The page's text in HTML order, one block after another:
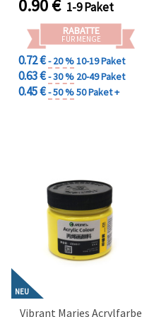
0.90€ 1-9 Paket
RABATTE
FÜR MENGE
0.72 €- 20 %10-19 Paket
0.63 €- 30 % 20-49 Paket
0.45 €- 50 %50 Paket +
NEU
Vibrant Maries Acrylfarbe